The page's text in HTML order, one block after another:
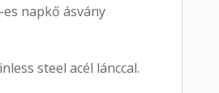
napkő ásvány
steel acél lánccal.